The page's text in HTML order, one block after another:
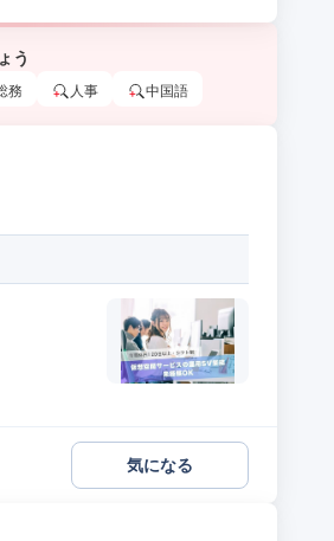
う
務 人事 中国語
気になる